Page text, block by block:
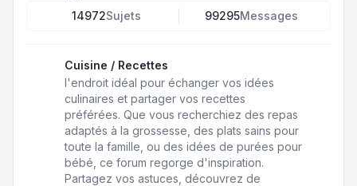
14972Sujets 99295Messages
Cuisine / Recettes
l'endroit idéal pour échanger vos idées
culinaires et partager vos recettes
préférées. Que vous recherchiez des repas
adaptés à la grossesse, des plats sains pour
toute la famille, ou des idées de purées pour
bébé, ce forum regorge d'inspiration.
Partagez vos astuces, découvrez de